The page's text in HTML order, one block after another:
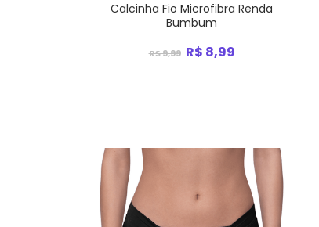
Calcinha Fio Microfibra Renda
Bumbum
R$ 9,99 R$ 8,99